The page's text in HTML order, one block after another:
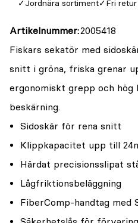
Jordnära sortiment Fri
Artikelnummer 2005418
Fiskars sekatör med
snitt i gröna, friska grenar
ergonomiskt grepp och
beskärning.
Sidoskär för rena snitt
Klippkapacitet upp till
Härdat precisionsslipat
Lågfriktionsbeläggning
FiberComp-handtag med